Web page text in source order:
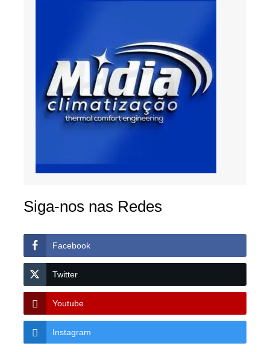
Siga-nos nas Redes
Facebook
Twitter
Youtube
Instagram